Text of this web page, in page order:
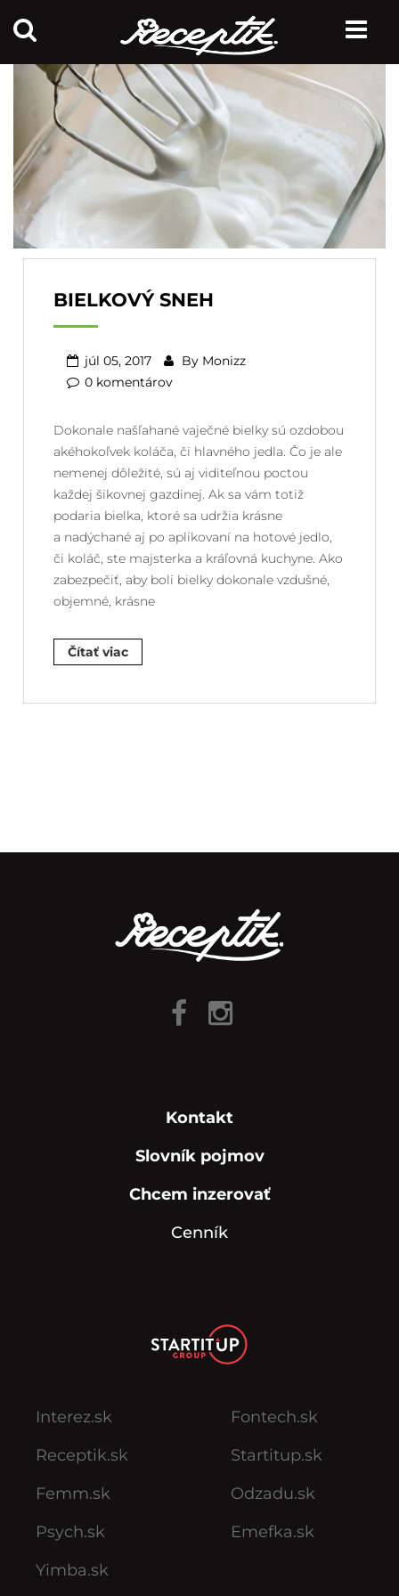
BIELKOVÝ SNEH
júl 05, 2017 By Monizz
0 komentárov
Dokonale našľahané vaječné bielky sú ozdobou
akéhokoľvek koláča, či hlavného jedla. Čo je ale
nemenej dôležité, sú aj viditeľnou poctou
každej šikovnej gazdinej. Ak sa vám totiž
podaria bielka, ktoré sa udržia krásne
a nadýchané aj po aplikovaní na hotové jedlo,
či koláč, ste majsterka a kráľovná kuchyne. Ako
zabezpečiť, aby boli bielky dokonale vzdušné,
objemné, krásne
Čítať viac
Kontakt
Slovník pojmov
Chcem inzerovať
Cenník
Interez.sk
Receptik.sk
Femm.sk
Psych.sk
Yimba.sk
Fontech.sk
Startitup.sk
Odzadu.sk
Emefka.sk